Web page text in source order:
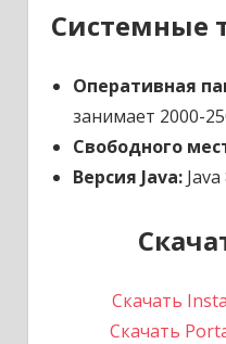
Системные
Оперативная
занимает 2000-
Свободного
Версия Java:Java
Скачать
Скачать